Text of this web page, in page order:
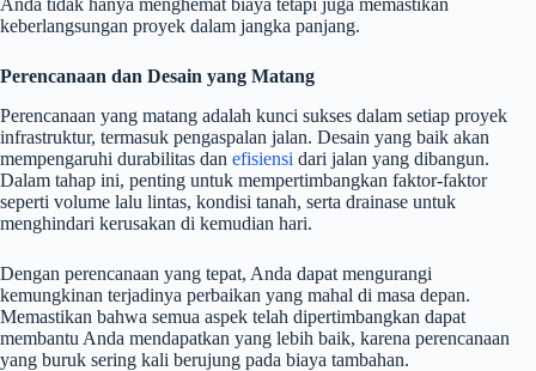
keberlangsungan proyek dalam jangka panjang.
Perencanaan dan Desain yang Matang
Perencanaan yang matang adalah kunci sukses dalam setiap proyek
infrastruktur, termasuk pengaspalan jalan. Desain yang baik akan
mempengaruhi durabilitas dan efisiensi dari jalan yang dibangun.
Dalam tahap ini, penting untuk mempertimbangkan faktor-faktor
seperti volume lalu lintas, kondisi tanah, serta drainase untuk
menghindari kerusakan di kemudian hari.
Dengan perencanaan yang tepat, Anda dapat mengurangi
kemungkinan terjadinya perbaikan yang mahal di masa depan.
Memastikan bahwa semua aspek telah dipertimbangkan dapat
membantu Anda mendapatkan yang lebih baik, karena perencanaan
yang buruk sering kali berujung pada biaya tambahan.